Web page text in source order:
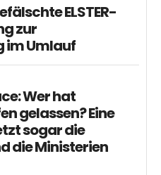
ELSTER-
zur
im Umlauf
Wer hat
gelassen? Eine
sogar die
die Ministerien